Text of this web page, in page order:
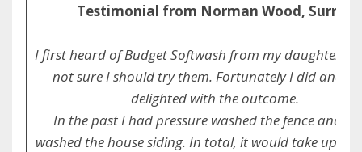
Testimonial from Norman Wood, Surrey
I first heard of Budget Softwash from my daughter
not sure I should try them. Fortunately I did and I
delighted with the outcome.
In the past I had pressure washed the fence and
washed the house siding. In total, it would take up to